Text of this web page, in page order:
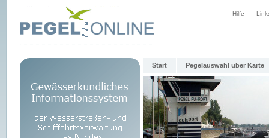
Hilfe
Start Pegelauswahl über Karte